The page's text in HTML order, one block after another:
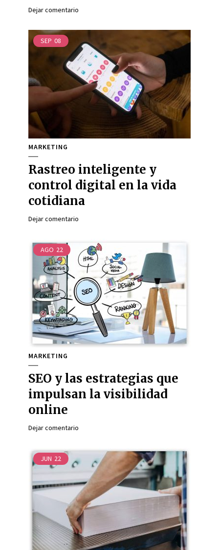
Dejar comentario
SEP 08
MARKETING
Rastreo inteligente y
control digital en la vida
cotidiana
Dejar comentario
AGO 22
MARKETING
SEO y las estrategias que
impulsan la visibilidad
online
Dejar comentario
JUN 22